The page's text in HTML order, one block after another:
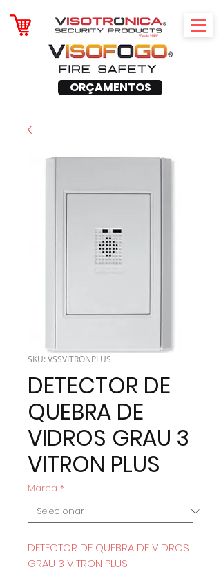
ORÇAMENTOS
SKU: VSSVITRONPLUS
DETECTOR DE
QUEBRA DE
VIDROS GRAU 3
VITRON PLUS
Marca *
DETECTOR DE QUEBRA DE VIDROS
GRAU 3 VITRON PLUS